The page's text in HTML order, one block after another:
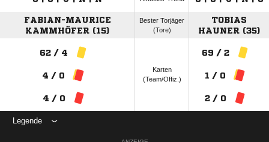
FABIAN-MAURICE
KAMMHÖFER (15)
Bester Torjäger
(Tore)
TOBIAS
HAUNER (35)
62 / 4
4 / 0
4 / 0
Karten
(Team/Offiz.)
69 / 2
1 / 0
2 / 0
Legende